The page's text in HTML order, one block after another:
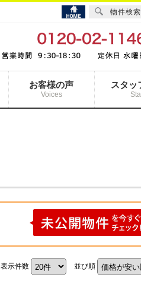
お客様の声
Voices
スタッ
表示件数 並び順
物件検索